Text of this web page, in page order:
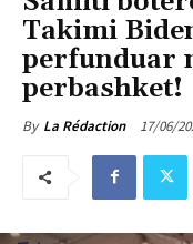
Takimi
perfunduar
perbashket!
By La Rédaction 17/06/